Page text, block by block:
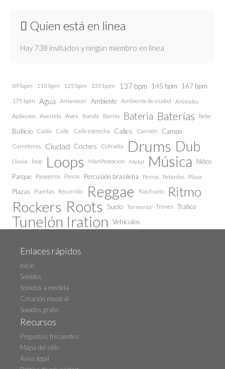
Quien está en linea
Hay 738 invitados y ningún miembro en línea
89 bpm 115 bpm 125 bpm 135 bpm 137 bpm 145 bpm 167 bpm
175 bpm Agua Amanecer Ambiente Ambiente de ciudad Animales
Aplausos Avenida Aves Banda Barrio Bateria Baterías bebe
Bullicio Caida Calle Calle estrecha Calles Camión Campo
Carreteras Ciudad Coches Cofradía Drums Dub
Lluvia loop Loops Manifestación Metal Música
Niños
Parque Pasajeros Pasos Percusión brasileña Perros Petardos Playa
Plazas Puertas Recorrido Reggae Riachuelo Ritmo
Rockers Roots Suelo Tormenta Trenes Tráfico
Tunelón Iration Vehículos
Enlaces rápidos
Inicio
Sonidos
Sonidos a medida
Creación musical
Sonidos gratis
Recursos
Preguntas frecuentes
Mapa del sitio
Aviso legal